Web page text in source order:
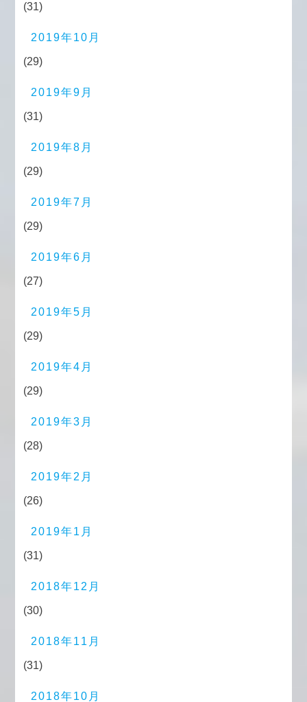
(31)
2019年10月
(29)
2019年9月
(31)
2019年8月
(29)
2019年7月
(29)
2019年6月
(27)
2019年5月
(29)
2019年4月
(29)
2019年3月
(28)
2019年2月
(26)
2019年1月
(31)
2018年12月
(30)
2018年11月
(31)
2018年10月